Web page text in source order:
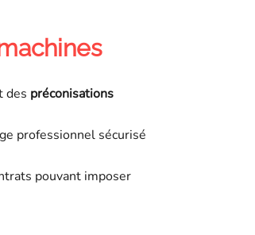
des préconisations
professionnel sécurisé
pouvant imposer